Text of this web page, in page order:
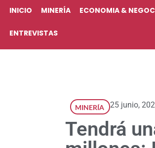
INICIO MINERÍA ECONOMIA &
ENTREVISTAS
MINERÍA 25 junio,
Tendrá